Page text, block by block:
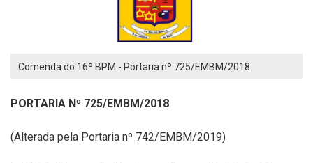
Comenda do 16º BPM - Portaria nº 725/EMBM/2018
PORTARIA Nº 725/EMBM/2018
(Alterada pela Portaria nº 742/EMBM/2019)